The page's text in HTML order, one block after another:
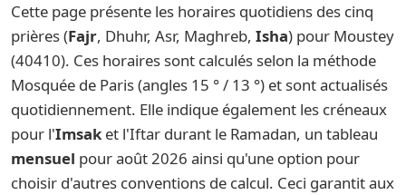
Cette page présente les horaires quotidiens des cinq
prières (Fajr, Dhuhr, Asr, Maghreb, Isha) pour Moustey
(40410). Ces horaires sont calculés selon la méthode
Mosquée de Paris (angles 15 ° / 13 °) et sont actualisés
quotidiennement. Elle indique également les créneaux
pour l'Imsak et l'Iftar durant le Ramadan, un tableau
mensuel pour août 2026 ainsi qu'une option pour
choisir d'autres conventions de calcul. Ceci garantit aux